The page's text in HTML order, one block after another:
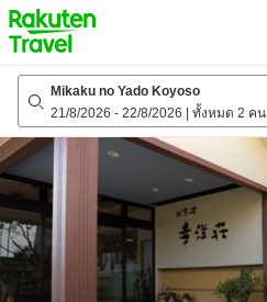
to
top
page
Mikaku no Yado Koyoso
21/8/2026 - 22/8/2026 ทั้งหมด 2 คน